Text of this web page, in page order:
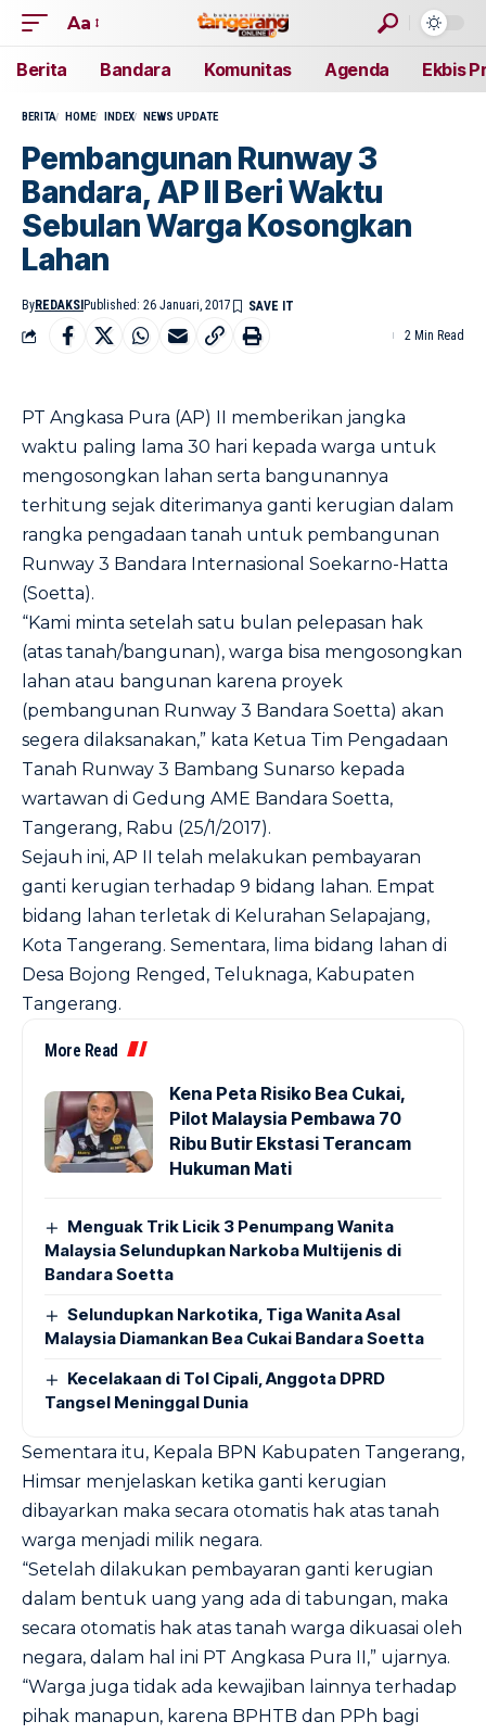
Aa
Berita Bandara Komunitas Agenda Ekbis
BERITA HOME INDEX NEWS UPDATE
Pembangunan Runway 3
Bandara, AP II Beri Waktu
Sebulan Warga Kosongkan
Lahan
ByREDAKSI Published: 26 Januari, 2017
2 Min Read
PT Angkasa Pura (AP) II memberikan jangka
waktu paling lama 30 hari kepada warga untuk
mengosongkan lahan serta bangunannya
terhitung sejak diterimanya ganti kerugian dalam
rangka pengadaan tanah untuk pembangunan
Runway 3 Bandara Internasional Soekarno-Hatta
(Soetta).
“Kami minta setelah satu bulan pelepasan hak
(atas tanah/bangunan), warga bisa mengosongkan
lahan atau bangunan karena proyek
(pembangunan Runway 3 Bandara Soetta) akan
segera dilaksanakan,” kata Ketua Tim Pengadaan
Tanah Runway 3 Bambang Sunarso kepada
wartawan di Gedung AME Bandara Soetta,
Tangerang, Rabu (25/1/2017).
Sejauh ini, AP II telah melakukan pembayaran
ganti kerugian terhadap 9 bidang lahan. Empat
bidang lahan terletak di Kelurahan Selapajang,
Kota Tangerang. Sementara, lima bidang lahan di
Desa Bojong Renged, Teluknaga, Kabupaten
Tangerang.
More Read
Kena Peta Risiko Bea Cukai,
Pilot Malaysia Pembawa 70
Ribu Butir Ekstasi Terancam
Hukuman Mati
Menguak Trik Licik 3 Penumpang Wanita
Malaysia Selundupkan Narkoba Multijenis di
Bandara Soetta
Selundupkan Narkotika, Tiga Wanita Asal
Malaysia Diamankan Bea Cukai Bandara Soetta
Kecelakaan di Tol Cipali, Anggota DPRD
Tangsel Meninggal Dunia
Sementara itu, Kepala BPN Kabupaten Tangerang,
Himsar menjelaskan ketika ganti kerugian
dibayarkan maka secara otomatis hak atas tanah
warga menjadi milik negara.
“Setelah dilakukan pembayaran ganti kerugian
dalam bentuk uang yang ada di tabungan, maka
secara otomatis hak atas tanah warga dikuasai oleh
negara, dalam hal ini PT Angkasa Pura II,” ujarnya.
“Warga juga tidak ada kewajiban lainnya terhadap
pihak manapun, karena BPHTB dan PPh bagi